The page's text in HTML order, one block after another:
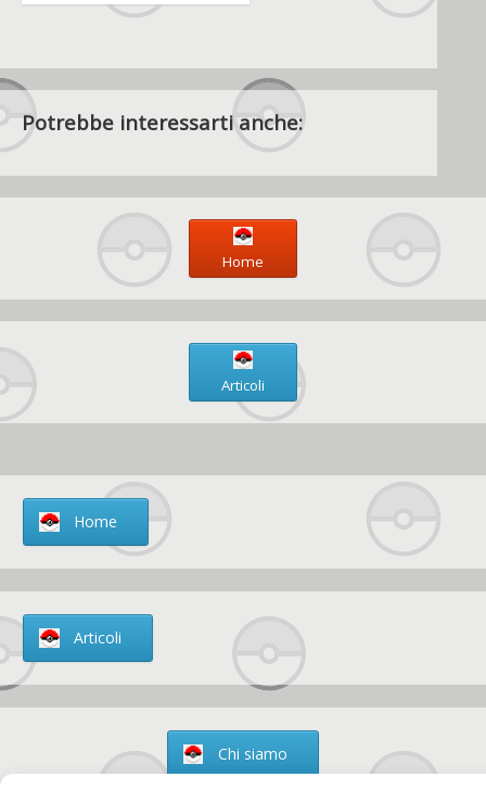
Potrebbe interessarti anche:
Home
Articoli
Home
Articoli
Chi siamo